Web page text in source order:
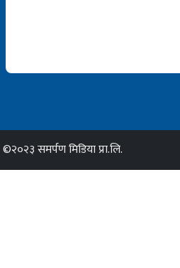
©२०२३ समर्पण मिडिया प्रा.लि.